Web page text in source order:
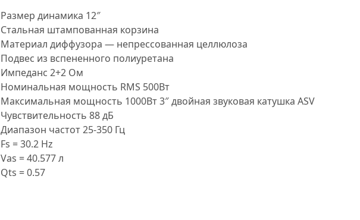
Размер динамика 12″
Стальная штампованная корзина
Материал диффузора — непрессованная целлюлоза
Подвес из вспененного полиуретана
Импеданс 2+2 Ом
Номинальная мощность RMS 500Вт
Максимальная мощность 1000Вт 3″ двойная звуковая катушка ASV
Чувствительность 88 дБ
Диапазон частот 25-350 Гц
Fs = 30.2 Hz
Vas = 40.577 л
Qts = 0.57